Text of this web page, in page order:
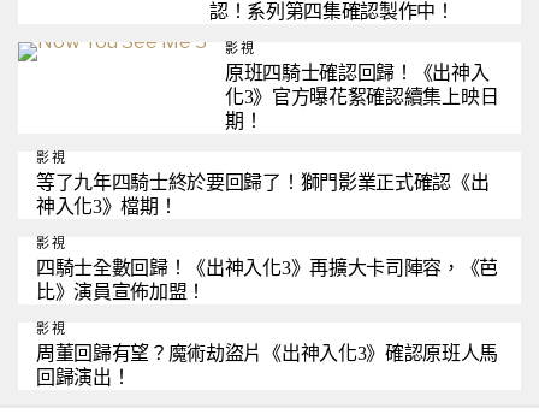
認！系列第四集確認製作中！
影視
原班四騎士確認回歸！《出神入
化3》官方曝花絮確認續集上映日
期！
影視
等了九年四騎士終於要回歸了！獅門影業正式確認《出
神入化3》檔期！
影視
四騎士全數回歸！《出神入化3》再擴大卡司陣容，《芭
比》演員宣佈加盟！
影視
周董回歸有望？魔術劫盜片《出神入化3》確認原班人馬
回歸演出！